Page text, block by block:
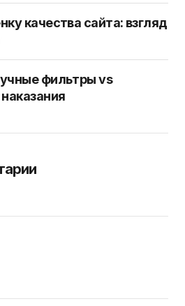
качества сайта: взгляд
фильтры vs